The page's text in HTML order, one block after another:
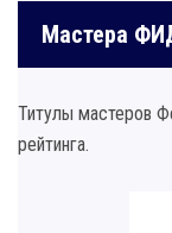
Мастера
Титулы мастеров
рейтинга.